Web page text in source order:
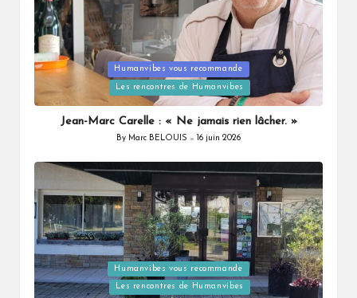
Posted
in
Humanvibes vous recommande
Les rencontres de Humanvibes
Jean-Marc Carelle : « Ne jamais rien lâcher. »
Posted
By Marc BELOUIS 16 juin 2026
Posted
in
Humanvibes vous recommande
Les rencontres de Humanvibes